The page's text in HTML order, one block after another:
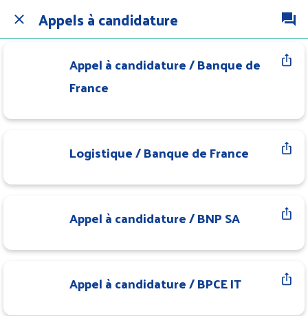
Appels à candidature
Appel à candidature / Banque de
France
Logistique / Banque de France
Appel à candidature / BNP SA
Appel à candidature / BPCE IT